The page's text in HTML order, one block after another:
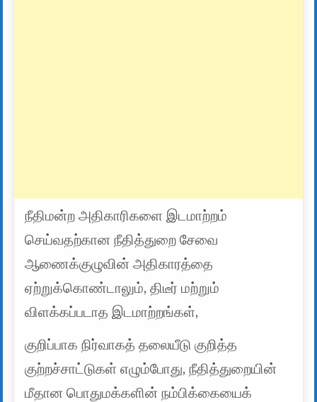
நீதிமன்ற அதிகாரிகளை இடமாற்றம்
செய்வதற்கான நீதித்துறை சேவை
ஆணைக்குழுவின் அதிகாரத்தை
ஏற்றுக்கொண்டாலும், திடீர் மற்றும்
விளக்கப்படாத இடமாற்றங்கள்,
குறிப்பாக நிர்வாகத் தலையீடு குறித்த
குற்றச்சாட்டுகள் எழும்போது, ​​நீதித்துறையின்
மீதான பொதுமக்களின் நம்பிக்கையைக்